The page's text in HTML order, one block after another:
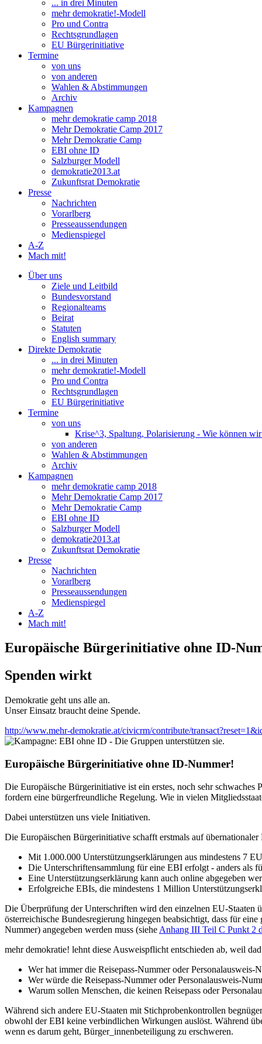
... in drei Minuten
mehr demokratie!-Modell
Pro und Contra
Rechtsgrundlagen
EU Bürgerinitiative
Termine
von uns
von anderen
Wahlen & Abstimmungen
Archiv
Kampagnen
mehr demokratie camp 2018
Mehr Demokratie Camp 2017
Mehr Demokratie Camp
EBI ohne ID
Salzburger Modell
demokratie2013.at
Zukunftsrat Demokratie
Presse
Nachrichten
Vorarlberg
Presseaussendungen
Medienspiegel
A-Z
Mach mit!
Über uns
Ziele und Leitbild
Bundesvorstand
Regionalteams
Beirat
Statuten
English summary
Direkte Demokratie
... in drei Minuten
mehr demokratie!-Modell
Pro und Contra
Rechtsgrundlagen
EU Bürgerinitiative
Termine
von uns
Krise^3, Spaltung, Polarisierung - Wie können
von anderen
Wahlen & Abstimmungen
Archiv
Kampagnen
mehr demokratie camp 2018
Mehr Demokratie Camp 2017
Mehr Demokratie Camp
EBI ohne ID
Salzburger Modell
demokratie2013.at
Zukunftsrat Demokratie
Presse
Nachrichten
Vorarlberg
Presseaussendungen
Medienspiegel
A-Z
Mach mit!
Europäische Bürgerinitiative ohne ID-
Spenden wirkt
Demokratie geht uns alle an.
Unser Einsatz braucht deine Spende.
http://www.mehr-demokratie.at/civicrm/contribute/
Europäische Bürgerinitiative ohne ID-Nummer!
Die Europäische Bürgerinitiative ist ein erstes, noch sehr
fordern eine bürgerfreundliche Regelung. Wie in vielen
Dabei unterstützen uns viele Initiativen.
Die Europäischen Bürgerinitiative schafft erstmals auf
Mit 1.000.000 Unterstützungserklärungen aus mindestens 7
Die Unterschriftensammlung für eine EBI erfolgt - anders als
Eine Unterstützungserklärung kann auch online abgegeben
Erfolgreiche EBIs, die mindestens 1 Million
Die Überprüfung der Unterschriften wird den einzelnen EU-Staaten
österreichische Bundesregierung hingegen beabsichtigt, dass für
Nummer) angegeben werden muss (siehe Anhang III Teil C Punkt 2
mehr demokratie! lehnt diese Ausweispflicht entschieden ab, weil
Wer hat immer die Reisepass-Nummer oder Personalausweis-
Wer würde die Reisepass-Nummer oder Personalausweis-
Warum sollen Menschen, die keinen Reisepass oder
Während sich andere EU-Staaten mit Stichprobenkontrollen
obwohl der EBI keine verbindlichen Wirkungen auslöst. Während
wenn es darum geht, Bürger_innenbeteiligung zu erschweren.